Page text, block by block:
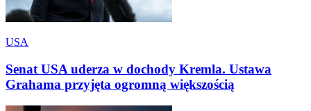
USA
Senat USA uderza w dochody Kremla. Ustawa
Grahama przyjęta ogromną większością